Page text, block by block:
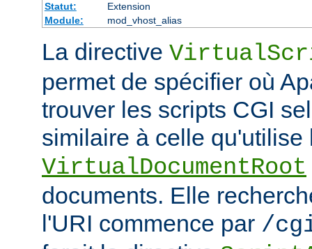
Statut:
Extension
Module:
mod_vhost_alias
La directive
permet de spécifier où
trouver les scripts CGI
similaire à celle qu'utilise
VirtualDocumentRoot
documents. Elle
l'URI commence par /